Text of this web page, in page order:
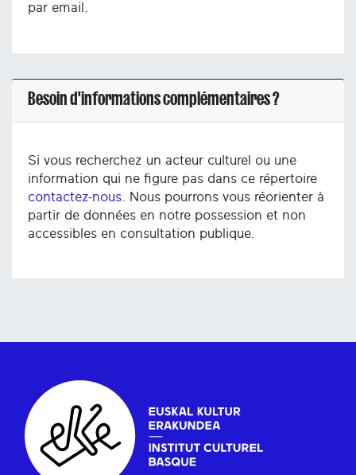
par email.
Besoin d'informations complémentaires ?
Si vous recherchez un acteur culturel ou une
information qui ne figure pas dans ce répertoire
contactez-nous . Nous pourrons vous réorienter à
partir de données en notre possession et non
accessibles en consultation publique.